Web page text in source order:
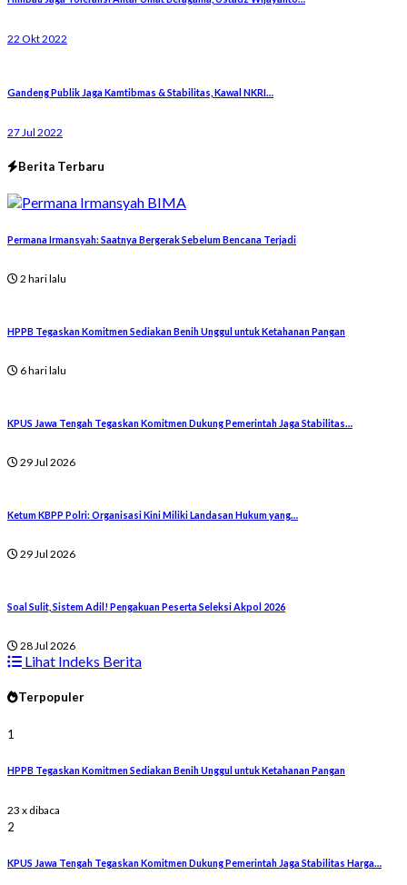
22 Okt 2022
Gandeng Publik Jaga Kamtibmas & Stabilitas, Kawal NKRI…
27 Jul 2022
Berita Terbaru
Permana Irmansyah: Saatnya Bergerak Sebelum Bencana Terjadi
2 hari lalu
HPPB Tegaskan Komitmen Sediakan Benih Unggul untuk Ketahanan Pangan
6 hari lalu
KPUS Jawa Tengah Tegaskan Komitmen Dukung Pemerintah Jaga Stabilitas…
29 Jul 2026
Ketum KBPP Polri: Organisasi Kini Miliki Landasan Hukum yang…
29 Jul 2026
Soal Sulit, Sistem Adil! Pengakuan Peserta Seleksi Akpol 2026
28 Jul 2026
Lihat Indeks Berita
Terpopuler
1
HPPB Tegaskan Komitmen Sediakan Benih Unggul untuk Ketahanan Pangan
23 x dibaca
2
KPUS Jawa Tengah Tegaskan Komitmen Dukung Pemerintah Jaga Stabilitas Harga…